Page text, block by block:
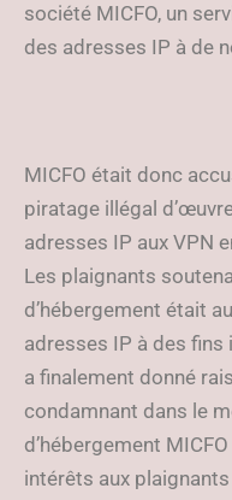
société MICFO, un
des adresses IP à de
MICFO était donc
piratage illégal
adresses IP aux VPN
Les plaignants
d’hébergement était
adresses IP à des
a finalement donné
condamnant dans le
d’hébergement
intérêts aux